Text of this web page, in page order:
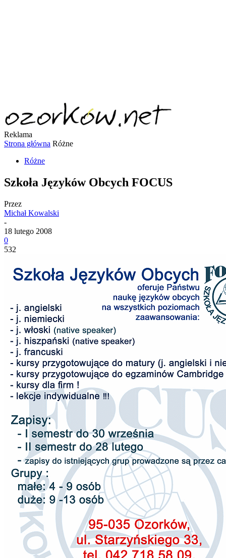
Reklama
Strona główna Różne
Różne
Szkoła Języków Obcych FOCUS
Przez
Michał Kowalski
-
18 lutego 2008
0
532